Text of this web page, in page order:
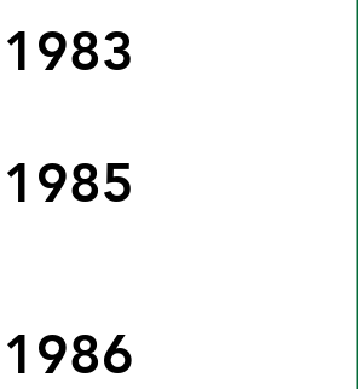
1983
1985
1986